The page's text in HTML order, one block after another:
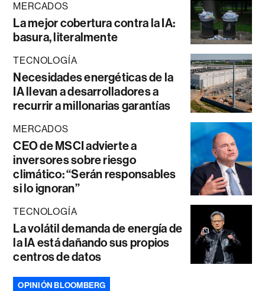
MERCADOS
La mejor cobertura contra la IA:
basura, literalmente
TECNOLOGÍA
Necesidades energéticas de la
IA llevan a desarrolladores a
recurrir a millonarias garantías
MERCADOS
CEO de MSCI advierte a
inversores sobre riesgo
climático: “Serán responsables
si lo ignoran”
TECNOLOGÍA
La volátil demanda de energía de
la IA está dañando sus propios
centros de datos
OPINIÓN BLOOMBERG